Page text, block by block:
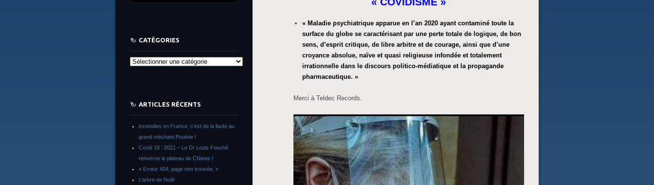
« Maladie psychiatrique apparue en l’an 2020 ayant contaminé toute la
surface du globe se caractérisant par une perte totale de logique, de bon
sens, d’esprit critique, de libre arbitre et de courage, ainsi que d’une
croyance absolue, naïve et quasi religieuse infondée et totalement
irrationnelle dans le discours politico-médiatique et la propagande
pharmaceutique. »
Merci à Teldec Records.
CATÉGORIES
Catégories
ARTICLES RÉCENTS
Incendies en France, c’est de la faute au
grand méchant Poutine !
Covid 19 : 2021 – Le Dr Louis Fouché
renverse le plateau de CNews !
« Erreur 404, page non trouvée. »
L’arbre de Noêl